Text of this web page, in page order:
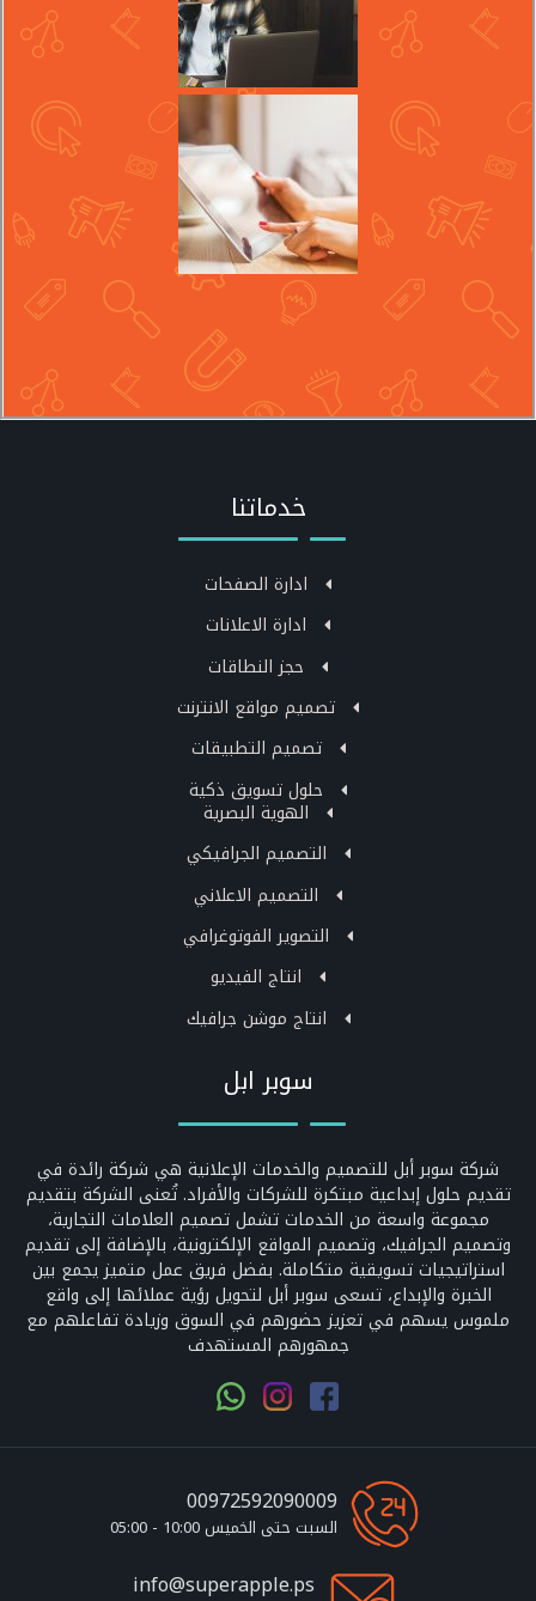
سوبر ابل
شركة سوبر أبل للتصميم والخدمات الإعلانية هي شركة رائدة في
تقديم حلول إبداعية مبتكرة للشركات والأفراد. تُعنى الشركة بتقديم
مجموعة واسعة من الخدمات تشمل تصميم العلامات التجارية،
وتصميم الجرافيك، وتصميم المواقع الإلكترونية، بالإضافة إلى تقديم
استراتيجيات تسويقية متكاملة. بفضل فريق عمل متميز يجمع بين
الخبرة والإبداع، تسعى سوبر أبل لتحويل رؤية عملائها إلى واقع
ملموس يسهم في تعزيز حضورهم في السوق وزيادة تفاعلهم مع
جمهورهم المستهدف
خدماتنا
ادارة الصفحات
ادارة الاعلانات
حجز النطاقات
تصميم مواقع الانترنت
تصميم التطبيقات
حلول تسويق ذكية
الهوية البصرية
التصميم الجرافيكي
التصميم الاعلاني
التصوير الفوتوغرافي
انتاج الفيديو
انتاج موشن جرافيك
00972592090009
السبت حتى الخميس 10:00 - 05:00
info@superapple.ps